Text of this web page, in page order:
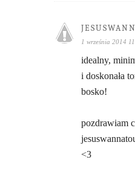
1 września 2014
idealny,
i doskonała
bosko!
pozdrawiam
<3